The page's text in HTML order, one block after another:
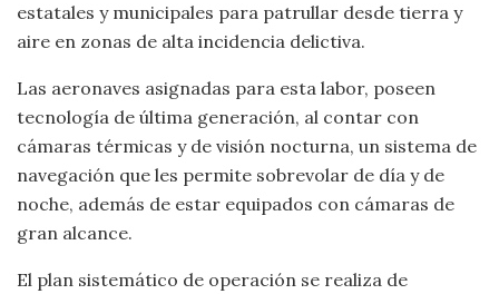
estatales y municipales para patrullar desde tierra y
aire en zonas de alta incidencia delictiva.
Las aeronaves asignadas para esta labor, poseen
tecnología de última generación, al contar con
cámaras térmicas y de visión nocturna, un sistema de
navegación que les permite sobrevolar de día y de
noche, además de estar equipados con cámaras de
gran alcance.
El plan sistemático de operación se realiza de